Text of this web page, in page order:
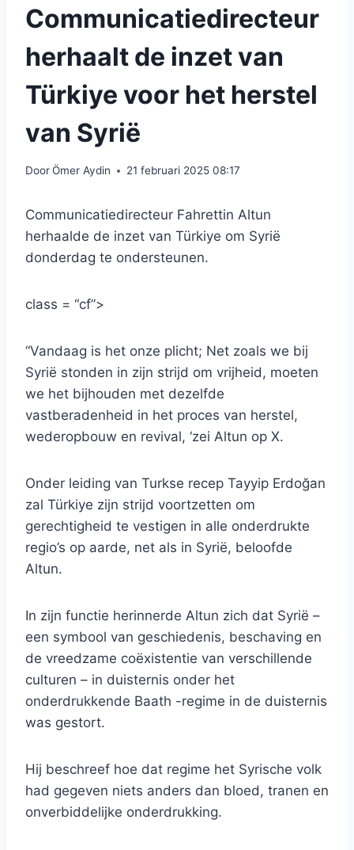
Communicatiedirecteur
herhaalt de inzet van
Türkiye voor het herstel
van Syrië
DoorÖmer Aydin 21 februari 2025 08:17
Communicatiedirecteur Fahrettin Altun
herhaalde de inzet van Türkiye om Syrië
donderdag te ondersteunen.
class = “cf”>
“Vandaag is het onze plicht; Net zoals we bij
Syrië stonden in zijn strijd om vrijheid, moeten
we het bijhouden met dezelfde
vastberadenheid in het proces van herstel,
wederopbouw en revival, ‘zei Altun op X.
Onder leiding van Turkse recep Tayyip Erdoğan
zal Türkiye zijn strijd voortzetten om
gerechtigheid te vestigen in alle onderdrukte
regio’s op aarde, net als in Syrië, beloofde
Altun.
In zijn functie herinnerde Altun zich dat Syrië –
een symbool van geschiedenis, beschaving en
de vreedzame coëxistentie van verschillende
culturen – in duisternis onder het
onderdrukkende Baath -regime in de duisternis
was gestort.
Hij beschreef hoe dat regime het Syrische volk
had gegeven niets anders dan bloed, tranen en
onverbiddelijke onderdrukking.